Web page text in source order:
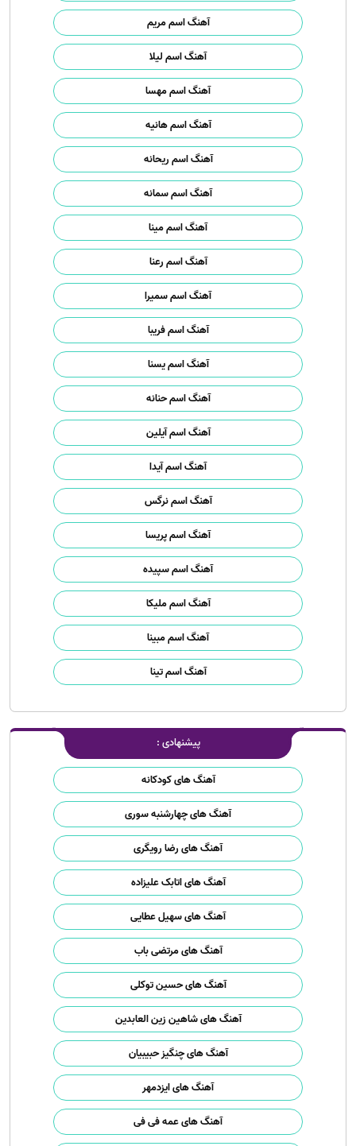
آهنگ اسم مریم
آهنگ اسم لیلا
آهنگ اسم مهسا
آهنگ اسم هانیه
آهنگ اسم ریحانه
آهنگ اسم سمانه
آهنگ اسم مینا
آهنگ اسم رعنا
آهنگ اسم سمیرا
آهنگ اسم فریبا
آهنگ اسم یسنا
آهنگ اسم حنانه
آهنگ اسم آیلین
آهنگ اسم آیدا
آهنگ اسم نرگس
آهنگ اسم پریسا
آهنگ اسم سپیده
آهنگ اسم ملیکا
آهنگ اسم مبینا
آهنگ اسم تینا
پیشنهادی :
آهنگ های کودکانه
آهنگ های چهارشنبه سوری
آهنگ های رضا رویگری
آهنگ های اتابک علیزاده
آهنگ های سهیل عطایی
آهنگ های مرتضی باب
آهنگ های حسین توکلی
آهنگ های شاهین زین العابدین
آهنگ های چنگیز حبیبیان
آهنگ های ایزدمهر
آهنگ های عمه فی فی